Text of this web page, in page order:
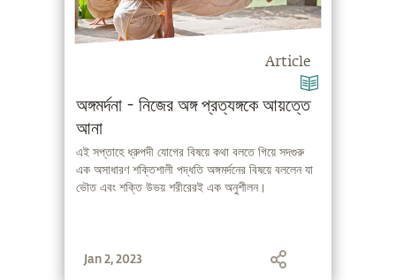
Article
অঙ্গমর্দনা - নিজের অঙ্গ প্রত্যঙ্গকে আয়ত্তে
আনা
এই সপ্তাহে ধ্রুপদী যোগের বিষয়ে কথা বলতে গিয়ে সদগুরু
এক অসাধারণ শক্তিশালী পদ্ধতি অঙ্গমর্দনের বিষয়ে বললেন যা
ভৌত এবং শক্তি উভয় শরীরেরই এক অনুশীলন।
Jan 2, 2023